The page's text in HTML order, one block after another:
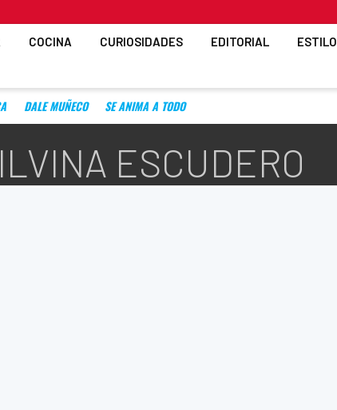
COCINA CURIOSIDADES EDITORIAL ESTILO
DALE MUÑECO SE ANIMA A TODO
ESCUDERO